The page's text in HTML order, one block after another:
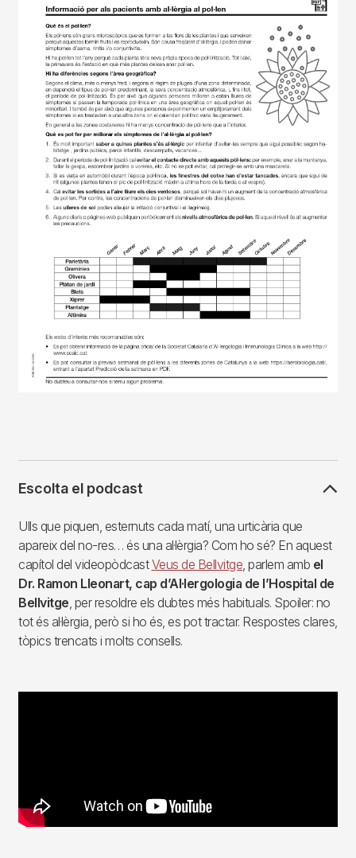
Escolta el podcast
Ulls que piquen, esternuts cada matí, una urticària que
apareix del no-res… és una al·lèrgia? Com ho sé? En aquest
capítol del videopòdcastVeus de Bellvitge, parlem amb el
Dr. Ramon Lleonart, cap d’Al·lergologia de l’Hospital de
Bellvitge, per resoldre els dubtes més habituals. Spoiler: no
tot és al·lèrgia, però si ho és, es pot tractar. Respostes clares,
tòpics trencats i molts consells.